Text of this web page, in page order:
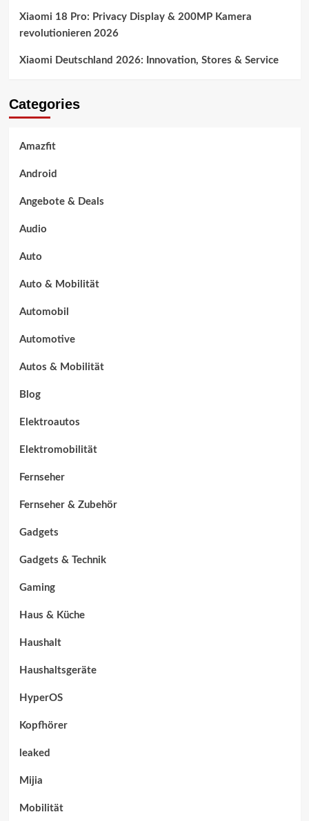
Xiaomi 18 Pro: Privacy Display & 200MP Kamera
revolutionieren 2026
Xiaomi Deutschland 2026: Innovation, Stores & Service
Categories
Amazfit
Android
Angebote & Deals
Audio
Auto
Auto & Mobilität
Automobil
Automotive
Autos & Mobilität
Blog
Elektroautos
Elektromobilität
Fernseher
Fernseher & Zubehör
Gadgets
Gadgets & Technik
Gaming
Haus & Küche
Haushalt
Haushaltsgeräte
HyperOS
Kopfhörer
leaked
Mijia
Mobilität